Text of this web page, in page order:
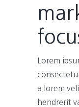
Lorem
a lorem
hendrerit